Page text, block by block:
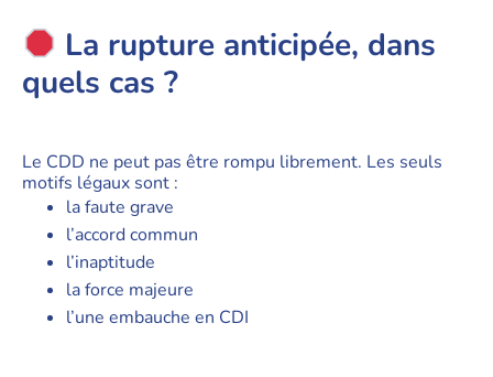
La rupture anticipée, dans
quels cas ?
Le CDD ne peut pas être rompu librement. Les seuls
motifs légaux sont :
la faute grave
l’accord commun
l’inaptitude
la force majeure
l’une embauche en CDI